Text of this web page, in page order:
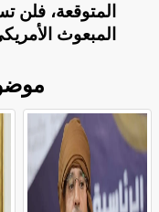
المتوقعة، فلن
المبعوث